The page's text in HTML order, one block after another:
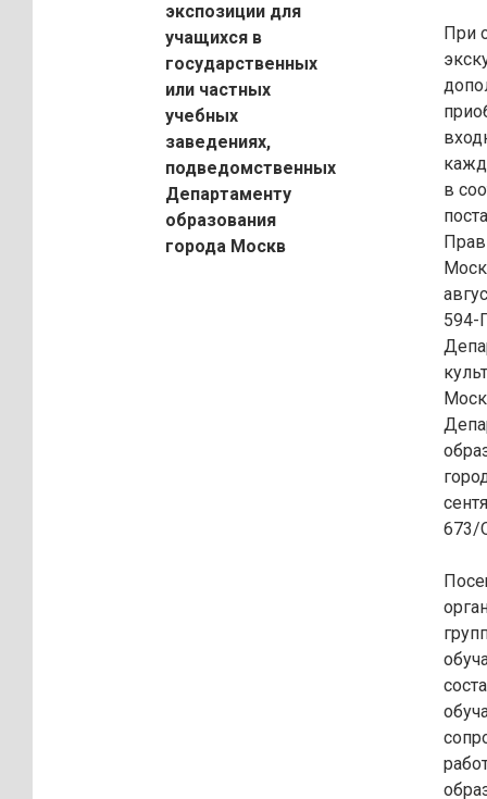
экспозиции для
учащихся в
государственных
или частных
учебных
заведениях,
подведомственных
Департаменту
образования
города Москв
При
в
594-
673/